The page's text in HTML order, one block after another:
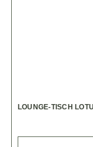
LOUNGE-TISCH